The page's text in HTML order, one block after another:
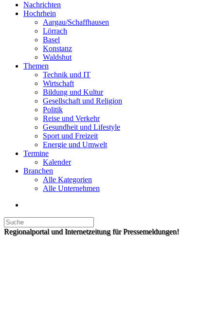
Nachrichten
Hochrhein
Aargau/Schaffhausen
Lörrach
Basel
Konstanz
Waldshut
Themen
Technik und IT
Wirtschaft
Bildung und Kultur
Gesellschaft und Religion
Politik
Reise und Verkehr
Gesundheit und Lifestyle
Sport und Freizeit
Energie und Umwelt
Termine
Kalender
Branchen
Alle Kategorien
Alle Unternehmen
Regionalportal und Internetzeitung für Pressemeldungen!